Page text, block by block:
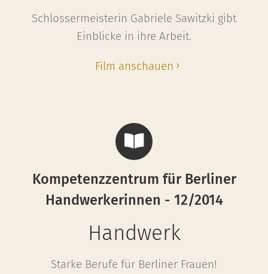
Schlossermeisterin Gabriele Sawitzki gibt
Einblicke in ihre Arbeit.
Film anschauen
Kompetenzzentrum für Berliner
Handwerkerinnen - 12/2014
Handwerk
Starke Berufe für Berliner Frauen!